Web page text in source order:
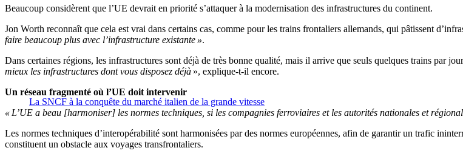
Beaucoup considèrent que l’UE devrait en priorité s’attaquer à la modernisation des infrastructures du continent.
Jon Worth reconnaît que cela est vrai dans certains cas, comme pour les trains frontaliers allemands, qui pâtissent
faire beaucoup plus avec l’infrastructure existante ».
Dans certaines régions, les infrastructures sont déjà de très bonne qualité, mais il arrive que seuls quelques trains par
mieux les infrastructures dont vous disposez déjà », explique-t-il encore.
La SNCF à la conquête du marché italien de la grande vitesse
Un réseau fragmenté où l’UE doit intervenir
« L’UE a beau [harmoniser] les normes techniques, si les compagnies ferroviaires et les autorités nationales et
Les normes techniques d’interopérabilité sont harmonisées par des normes européennes, afin de garantir un trafic
constituent un obstacle aux voyages transfrontaliers.